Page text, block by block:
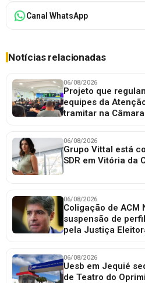
Canal WhatsApp
Notícias relacionadas
06/08/2026
Projeto que
equipes da
tramitar na Câmara
06/08/2026
Grupo Vittal está
SDR em Vitória da
06/08/2026
Coligação de ACM
suspensão de
pela Justiça
06/08/2026
Uesb em Jequié
de Teatro do